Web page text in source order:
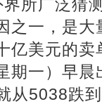
所广泛猜
之一，是
亿美元的
期一）早
从5038跌